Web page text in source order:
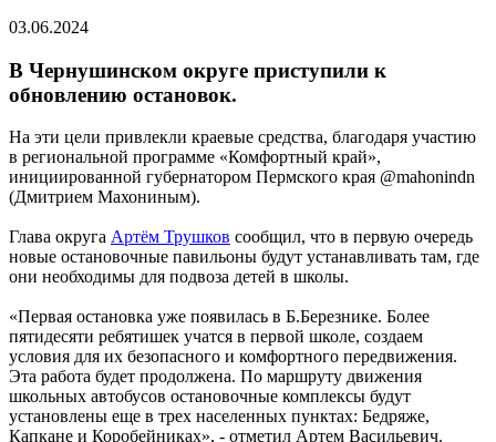
03.06.2024
В Чернушинском округе приступили к
обновлению остановок.
На эти цели привлекли краевые средства, благодаря участию
в региональной программе «Комфортный край»,
инициированной губернатором Пермского края @mahonindn
(Дмитрием Махониным).
Глава округа Артём Трушков сообщил, что в первую очередь
новые остановочные павильоны будут устанавливать там, где
они необходимы для подвоза детей в школы.
«Первая остановка уже появилась в Б.Березнике. Более
пятидесяти ребятишек учатся в первой школе, создаем
условия для их безопасного и комфортного передвижения.
Эта работа будет продолжена. По маршруту движения
школьных автобусов остановочные комплексы будут
установлены еще в трех населенных пунктах: Бедряже,
Капкане и Коробейниках», - отметил Артем Васильевич.